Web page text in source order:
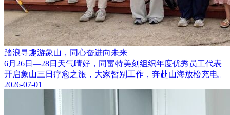
踏浪寻趣游象山，同心奋进向未来
6月26日—28日天气晴好，同富特美刻组织年度优秀员工代表
开启象山三日疗愈之旅，大家暂别工作，奔赴山海放松充电。
2026-07-01